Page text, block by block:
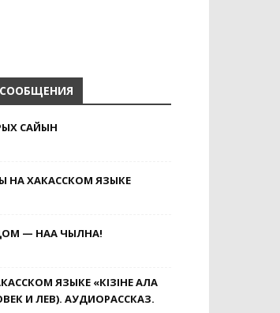
САЙЫН
НА ХАКАССКОМ ЯЗЫКЕ
— НАА ЧЫЛНАҢ!
ЯЗЫКЕ «КIЗIНЕҢ АЛА
И ЛЕВ). АУДИОРАССКАЗ.